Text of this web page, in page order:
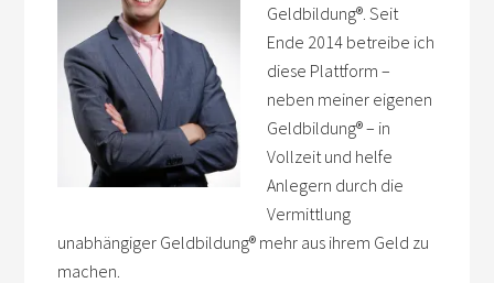
Geldbildung® . Seit
Ende 2014 betreibe ich
diese Plattform –
neben meiner eigenen
Geldbildung®– in
Vollzeit und helfe
Anlegern durch die
Vermittlung
unabhängiger Geldbildung® mehr aus ihrem Geld zu
machen.